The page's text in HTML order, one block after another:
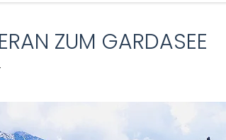
ZUM GARDASEE